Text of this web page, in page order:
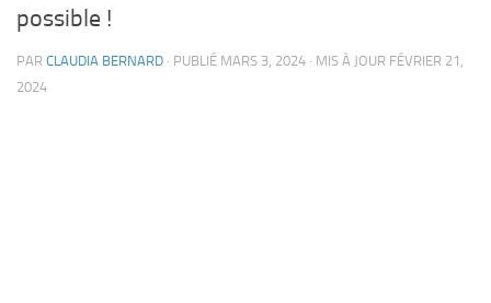
possible !
PAR CLAUDIA BERNARD · PUBLIÉ MARS 3, 2024 · MIS À JOUR FÉVRIER 21,
2024